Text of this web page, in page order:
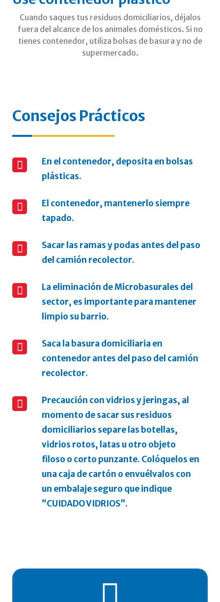
Cuando saques tus residuos domiciliarios, déjalos
fuera del alcance de los animales domésticos. Si no
tienes contenedor, utiliza bolsas de basura y no de
supermercado.
Consejos Prácticos
En el contenedor, deposita en bolsas
plásticas.
El contenedor, mantenerlo siempre
tapado.
Sacar las ramas y podas antes del paso
del camión recolector.
La eliminación de Microbasurales del
sector, es importante para mantener
limpio su barrio.
Saca la basura domiciliaria en
contenedor antes del paso del camión
recolector.
Precaución con vidrios y jeringas, al
momento de sacar sus residuos
domiciliarios separe las botellas,
vidrios rotos, latas u otro objeto
filoso o corto punzante. Colóquelos en
una caja de cartón o envuélvalos con
un embalaje seguro que indique
“CUIDADO VIDRIOS”.